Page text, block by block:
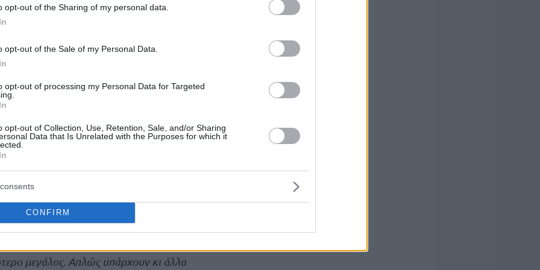
opt-out of the Sharing of my personal data.
opt-out of the Sale of my Personal Data.
opt-out of processing my Personal Data for Targeted
opt-out of Collection, Use, Retention, Sale, and/or Sharing
Data that Is Unrelated with the Purposes for which it
CONFIRM
θα τους δώσει προφανώς φιλοδοξίες
Μιλάμε για δύο παίκτες που είναι πάρα
στην Πρωταθλήτρια Ευρώπης, οπότε
να μπουν σε ένα ήδη πετυχημένο πρόγραμμα”
πάντα εξαιρετικά αγχώδης. Μπορείς
καλοκαιριού κι υπάρχουν οι επιτυχίες όλης
θα κάνεις νίκες κι επιτυχίες το καλοκαίρι θα
γιατί είναι μία τελείως διαφορετική
τις ομάδες τους. Αυτή τη στιγμή
στην Ευρωλίγκα είναι φανταστικές.
όπως ηΒιλερμπάν
Ντουμπάι έχει διαλύσει την αγορά δίνοντας
μεγάλος. Απλώς υπάρχουν κι άλλα